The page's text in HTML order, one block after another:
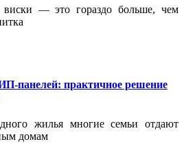
— это гораздо больше, чем
панелей: практичное решение
жилья многие семьи отдают
домам